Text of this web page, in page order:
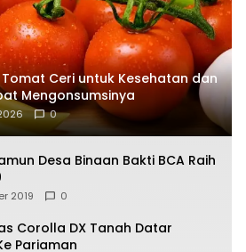
Ceri untuk Kesehatan dan
Mengonsumsinya
0
Desa Binaan Bakti BCA Raih
2019 0
Corolla DX Tanah Datar
Pariaman